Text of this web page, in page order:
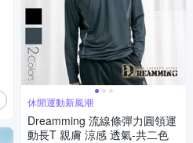
休閒運動新風潮
Dreamming 流線條彈力圓領運
動長T 親膚 涼感 透氣-共二色